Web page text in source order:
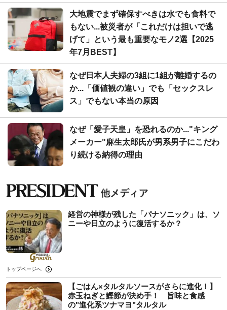
大地震でまず確保すべきは水でも食料で
もない...被災者が「これだけは担いで逃
げて」という最も重要なモノ2選【2025
年7月BEST】
なぜ日本人夫婦の3組に1組が離婚するの
か...「価値観の違い」でも「セックスレ
ス」でもない本当の原因
なぜ「愛子天皇」を恐れるのか..."キング
メーカー"麻生太郎氏が男系男子にこだわ
り続ける納得の理由
経営の神様が残した「パナソニック」は、ソ
ニーや日立のように復活するか？
トップページへ
【ごはん×タルタルソースがさらに進化！】
赤玉ねぎと鰹節が決め手！ 旨味と食感
の"進化系ツナマヨ"タルタル